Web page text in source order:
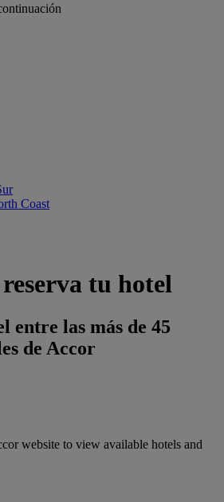
Coast
tu hotel
entre las más de 45
de Accor
website to view available hotels and